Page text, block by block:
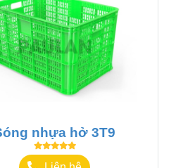
nhựa hở 3T9